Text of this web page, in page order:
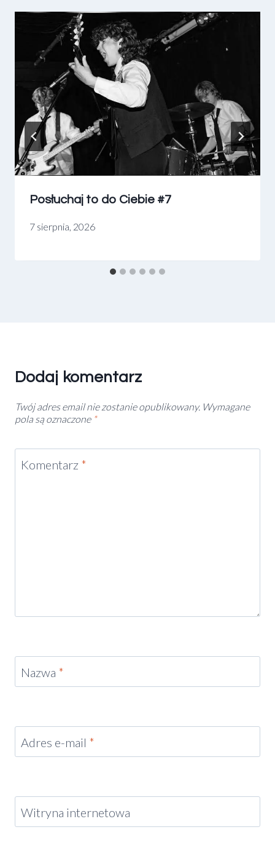
Posłuchaj to do Ciebie #7
7 sierpnia, 2026
Dodaj komentarz
Twój adres email nie zostanie opublikowany. Wymagane
pola są oznaczone *
Komentarz *
Nazwa *
Adres e-mail *
Witryna internetowa